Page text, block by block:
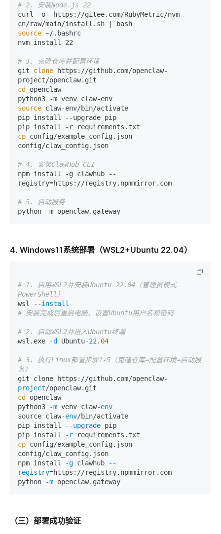
# 2. 安装Node.js 22
curl -o- https://gitee.com/RubyMetric/nvm-
source ~/.bashrc
nvm install 22
# 3. 克隆仓库并配置环境
git clone https://github.com/openclaw-
cd openclaw
source claw-env/bin/activate
pip install --upgrade pip
cp config/example_config.json
config/claw_config.json
# 4. 安装ClawHub CLI
npm install -g clawhub --
registry=https://registry.npmmirror.com
# 5. 启动服务
4. Windows11系统部署（WSL2+Ubuntu 22.04）
# 1. 启用WSL2并安装Ubuntu 22.04（管理员模式
PowerShell）
wsl
--install
# 安装完成后重启电脑，设置Ubuntu用户名和密码
# 2. 启动WSL2并进入Ubuntu终端
wsl.exe
-d Ubuntu-22. 04
# 3. 执行Linux部署步骤1-5（克隆仓库→配置环境→启动服
务）
git clone https://github.com/openclaw-
project
cd openclaw
python3
-m venv claw-env
source claw-env/bin/activate
pip install
--upgrade pip
pip install
-r
cp config/example_config.json
config/claw_config.json
npm install
-g clawhub
--
registry=https://registry.npmmirror.com
python
-m
（三）部署成功验证